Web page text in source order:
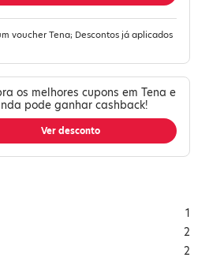
voucher Tena; Descontos já aplicados
os melhores cupons em Tena e
pode ganhar cashback!
Ver desconto
1
2
2